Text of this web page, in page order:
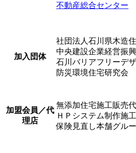
不動産総合センター
加入団体
社団法人石川県木造
中央建設企業経営振
石川バリアフリーデ
防災環境住宅研究会
加盟会員／代
理店
無添加住宅施工販売
ＨＰシステム制作施
保険見直し本舗グル